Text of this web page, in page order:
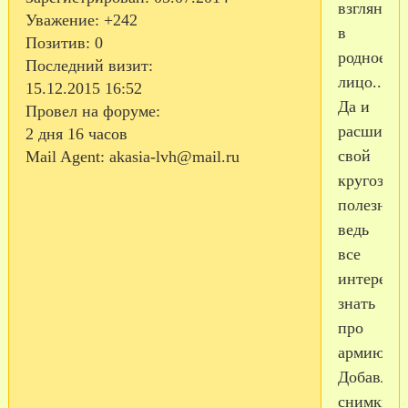
Уважение: +242
Позитив: 0
Последний визит:
15.12.2015 16:52
Провел на форуме:
2 дня 16 часов
Mail Agent: akasia-lvh@mail.ru
взглянуть
в
родное
лицо...
Да и
свой
кругозор
ведь
все
знать
про
снимки